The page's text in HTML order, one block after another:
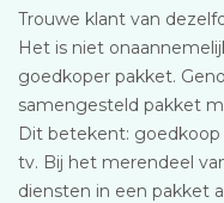
Trouwe klant van
Het is niet
goedkoper pakket.
samengesteld pakket
Dit betekent:
tv. Bij het merendeel
diensten in een pakket